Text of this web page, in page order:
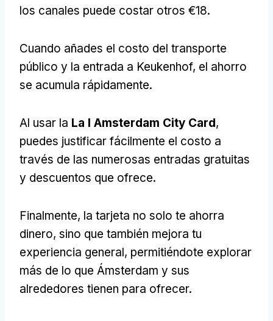
los canales puede costar otros €18.
Cuando añades el costo del transporte
público y la entrada a Keukenhof, el ahorro
se acumula rápidamente.
Al usar la La I Amsterdam City Card,
puedes justificar fácilmente el costo a
través de las numerosas entradas gratuitas
y descuentos que ofrece.
Finalmente, la tarjeta no solo te ahorra
dinero, sino que también mejora tu
experiencia general, permitiéndote explorar
más de lo que Ámsterdam y sus
alrededores tienen para ofrecer.